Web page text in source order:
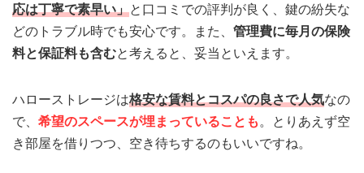
応は丁寧で素早い」と口コミでの評判が良く、鍵の紛失な
どのトラブル時でも安心です。また、 管理費に毎月の保険
料と保証料も含むと考えると、妥当といえます。
ハローストレージは格安な賃料とコスパの良さで人気なの
で、 希望のスペースが埋まっていることも。とりあえず空
き部屋を借りつつ、空き待ちするのもいいですね。